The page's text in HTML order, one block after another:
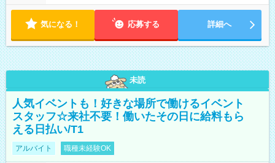
気になる！ 応募する 詳細へ
未読
人気イベントも！好きな場所で働けるイベント
スタッフ☆来社不要！働いたその日に給料もら
える日払い/T1
アルバイト 職種未経験OK